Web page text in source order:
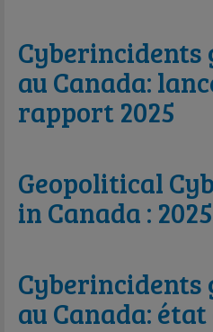
Cyberincidents
au Canada:
rapport 2025
Geopolitical
in Canada :
Cyberincidents
au Canada: